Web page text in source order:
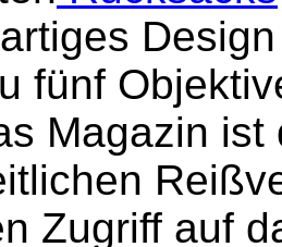
fünf
Magazin
Zugriff auf